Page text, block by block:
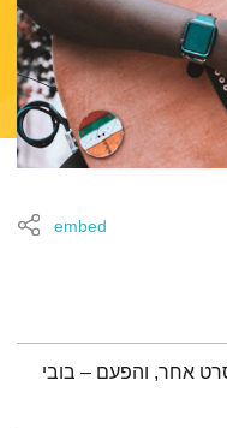
embed
אחר, והפעם – בובי